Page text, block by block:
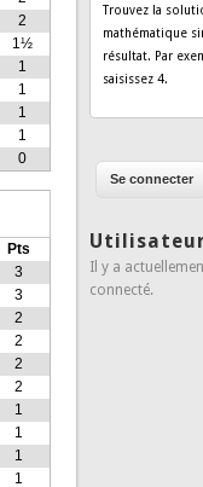
2
1½
1
1
1
1
0
Pts
3
3
2
2
2
2
1
1
1
1
Trouvez la
mathématique
résultat. Par
saisissez 4.
Il y a
connecté.